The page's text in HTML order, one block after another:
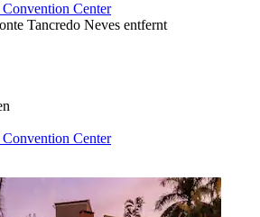
Center
Tancredo Neves entfernt
Center